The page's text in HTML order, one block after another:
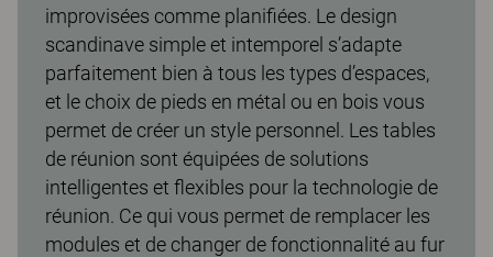
improvisées comme planifiées. Le design
scandinave simple et intemporel s’adapte
parfaitement bien à tous les types d’espaces,
et le choix de pieds en métal ou en bois vous
permet de créer un style personnel. Les tables
de réunion sont équipées de solutions
intelligentes et flexibles pour la technologie de
réunion. Ce qui vous permet de remplacer les
modules et de changer de fonctionnalité au fur